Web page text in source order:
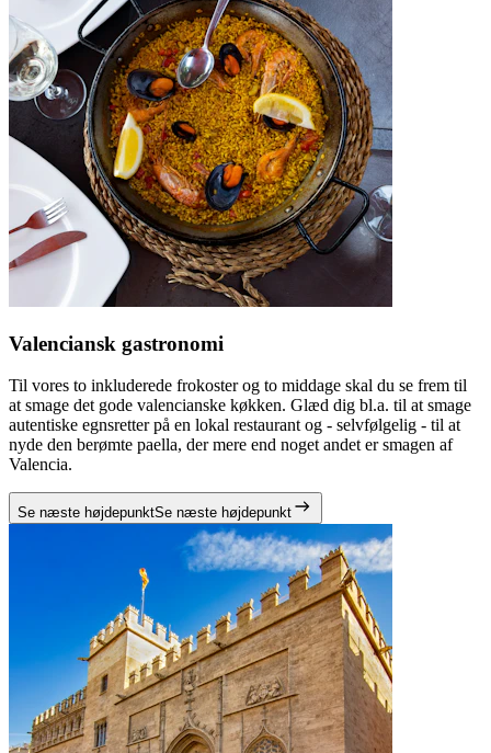
Valenciansk gastronomi
Til vores to inkluderede frokoster og to middage skal du se frem til
at smage det gode valencianske køkken. Glæd dig bl.a. til at smage
autentiske egnsretter på en lokal restaurant og - selvfølgelig - til at
nyde den berømte paella, der mere end noget andet er smagen af
Valencia.
Se næste højdepunktSe næste højdepunkt